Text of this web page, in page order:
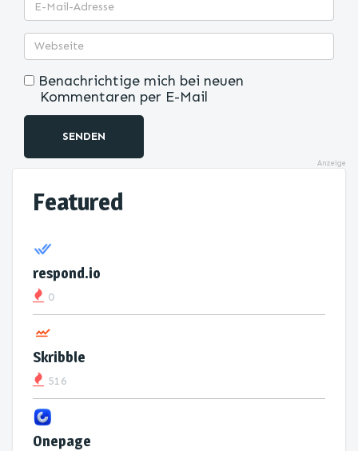
Benachrichtige mich bei neuen
Kommentaren per E-Mail
SENDEN
Anzeige
Featured
respond.io
0
Skribble
516
Onepage